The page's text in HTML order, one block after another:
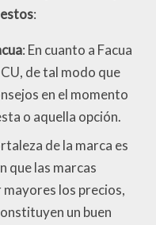
:
: En cuanto a Facua
de tal modo que
en el momento
o aquella opción.
de la marca es
que las marcas
los precios,
un buen